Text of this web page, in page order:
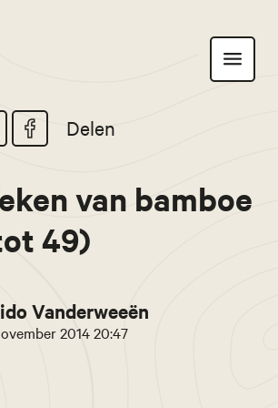
Toon
navigatie
Delen
van bamboe
49)
Vanderweeën
2014 20:47